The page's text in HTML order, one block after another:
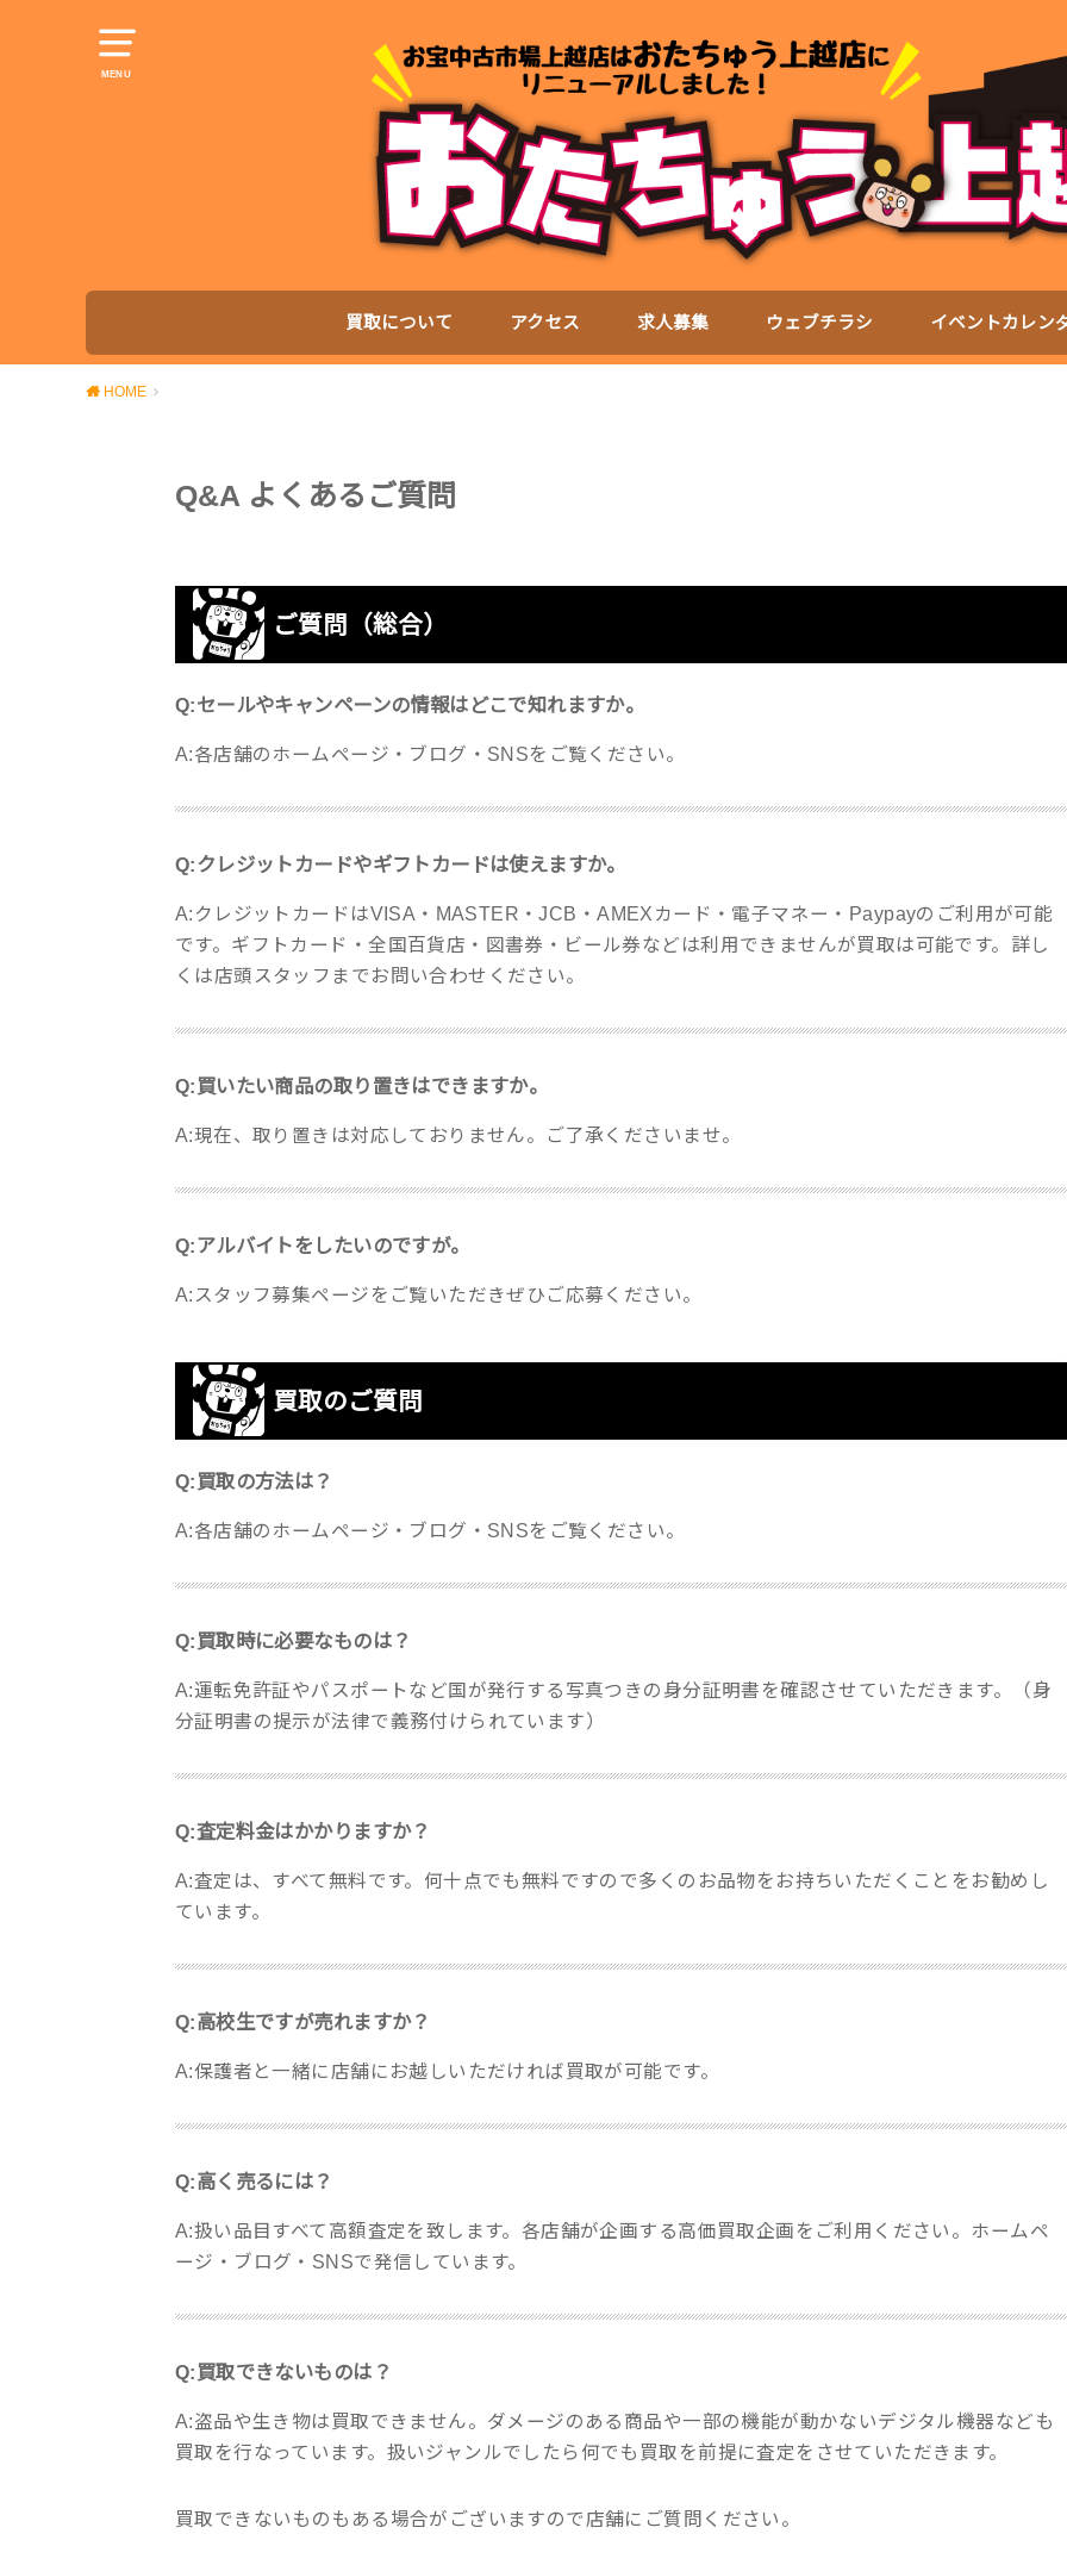
MENU
買取について アクセス 求人募集 ウェブチラシ イベントカレン
HOME
Q&A よくあるご質問
ご質問（総合）
Q:セールやキャンペーンの情報はどこで知れますか。
A:各店舗のホームページ・ブログ・SNSをご覧ください。
Q:クレジットカードやギフトカードは使えますか。
A:クレジットカードはVISA・MASTER・JCB・AMEXカード・電子マネー・Paypayのご利用が可能
です。ギフトカード・全国百貨店・図書券・ビール券などは利用できませんが買取は可能です。詳し
くは店頭スタッフまでお問い合わせください。
Q:買いたい商品の取り置きはできますか。
A:現在、取り置きは対応しておりません。ご了承くださいませ。
Q:アルバイトをしたいのですが。
A:スタッフ募集ページをご覧いただきぜひご応募ください。
買取のご質問
Q:買取の方法は？
A:各店舗のホームページ・ブログ・SNSをご覧ください。
Q:買取時に必要なものは？
A:運転免許証やパスポートなど国が発行する写真つきの身分証明書を確認させていただきます。（身
分証明書の提示が法律で義務付けられています）
Q:査定料金はかかりますか？
A:査定は、すべて無料です。何十点でも無料ですので多くのお品物をお持ちいただくことをお勧めし
ています。
Q:高校生ですが売れますか？
A:保護者と一緒に店舗にお越しいただければ買取が可能です。
Q:高く売るには？
A:扱い品目すべて高額査定を致します。各店舗が企画する高価買取企画をご利用ください。ホームペ
ージ・ブログ・SNSで発信しています。
Q:買取できないものは？
A:盗品や生き物は買取できません。ダメージのある商品や一部の機能が動かないデジタル機器なども
買取を行なっています。扱いジャンルでしたら何でも買取を前提に査定をさせていただきます。
買取できないものもある場合がございますので店舗にご質問ください。